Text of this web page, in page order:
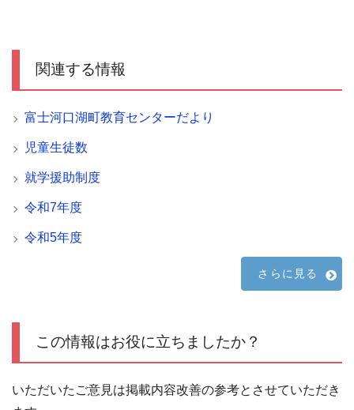
関連する情報
富士河口湖町教育センターだより
児童生徒数
就学援助制度
令和7年度
令和5年度
さらに見る
この情報はお役に立ちましたか？
いただいたご意見は掲載内容改善の参考とさせていただき